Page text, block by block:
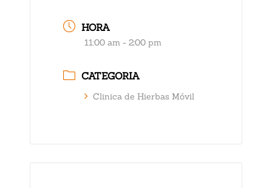
HORA
11:00 am - 2:00 pm
CATEGORIA
Clinica de Hierbas Móvil